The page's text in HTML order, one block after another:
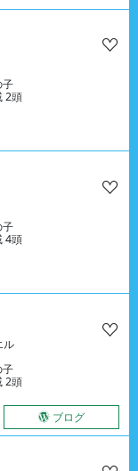
子
2頭
子
4頭
ル
子
2頭
ブログ